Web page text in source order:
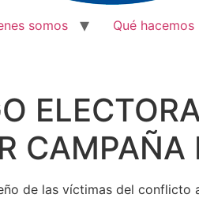
somos Qué hacemos
CAMPAÑA
de las víctimas del